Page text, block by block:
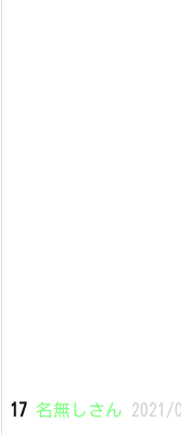
17 名無しさん 2021/